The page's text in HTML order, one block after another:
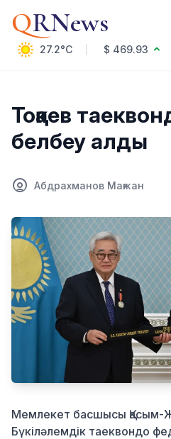
QRNews
27.2°C $ 469.93
Технология
Әлемде
Қоғам
Білім және Ғылым
Спорт
Ауа райы
Денсаулық
Бизнес
Тоқаев
белбеу алды
Абдрахманов Мағжан
Мемлекет басшысы Қасым-
Бүкіләлемдік таеквондо